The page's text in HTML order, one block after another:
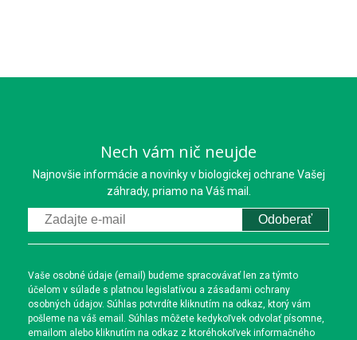
Nech vám nič neujde
Najnovšie informácie a novinky v biologickej ochrane Vašej
záhrady, priamo na Váš mail.
Odoberať
Vaše osobné údaje (email) budeme spracovávať len za týmto
účelom v súlade s platnou legislatívou a zásadami ochrany
osobných údajov. Súhlas potvrdíte kliknutím na odkaz, ktorý vám
pošleme na váš email. Súhlas môžete kedykoľvek odvolať písomne,
emailom alebo kliknutím na odkaz z ktoréhokoľvek informačného